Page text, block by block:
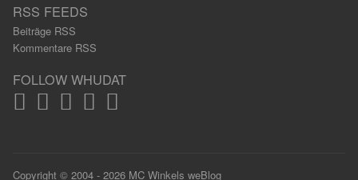
RSS FEEDS
Beiträge RSS
Kommentare RSS
FOLLOW WHUDAT
Copyright © 2004 - 2026 MC Winkels weBlog